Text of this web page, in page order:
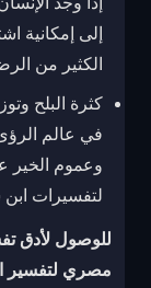
إلى إمكانية
الكثير من
كثرة البلح
في عالم
وعموم الخير
لتفسيرات ابن
للوصول لأدق
مصري لتفسير